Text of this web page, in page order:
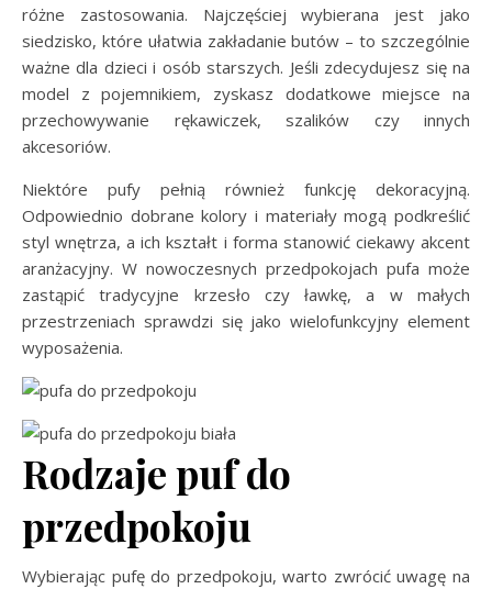
różne zastosowania. Najczęściej wybierana jest jako
siedzisko, które ułatwia zakładanie butów – to szczególnie
ważne dla dzieci i osób starszych. Jeśli zdecydujesz się na
model z pojemnikiem, zyskasz dodatkowe miejsce na
przechowywanie rękawiczek, szalików czy innych
akcesoriów.
Niektóre pufy pełnią również funkcję dekoracyjną.
Odpowiednio dobrane kolory i materiały mogą podkreślić
styl wnętrza, a ich kształt i forma stanowić ciekawy akcent
aranżacyjny. W nowoczesnych przedpokojach pufa może
zastąpić tradycyjne krzesło czy ławkę, a w małych
przestrzeniach sprawdzi się jako wielofunkcyjny element
wyposażenia.
Rodzaje puf do
przedpokoju
Wybierając pufę do przedpokoju, warto zwrócić uwagę na